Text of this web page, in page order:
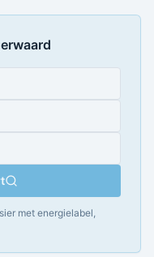
met energielabel,